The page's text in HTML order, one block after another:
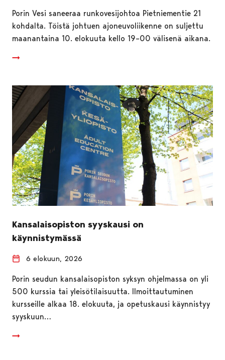
Porin Vesi saneeraa runkovesijohtoa Pietniementie 21
kohdalta. Töistä johtuen ajoneuvoliikenne on suljettu
maanantaina 10. elokuuta kello 19–00 välisenä aikana.
Kansalaisopiston syyskausi on
käynnistymässä
6 elokuun, 2026
Porin seudun kansalaisopiston syksyn ohjelmassa on yli
500 kurssia tai yleisötilaisuutta. Ilmoittautuminen
kursseille alkaa 18. elokuuta, ja opetuskausi käynnistyy
syyskuun…